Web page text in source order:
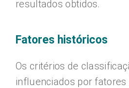
resultados obtidos.
Fatores históricos
Os critérios de
influenciados por fatores